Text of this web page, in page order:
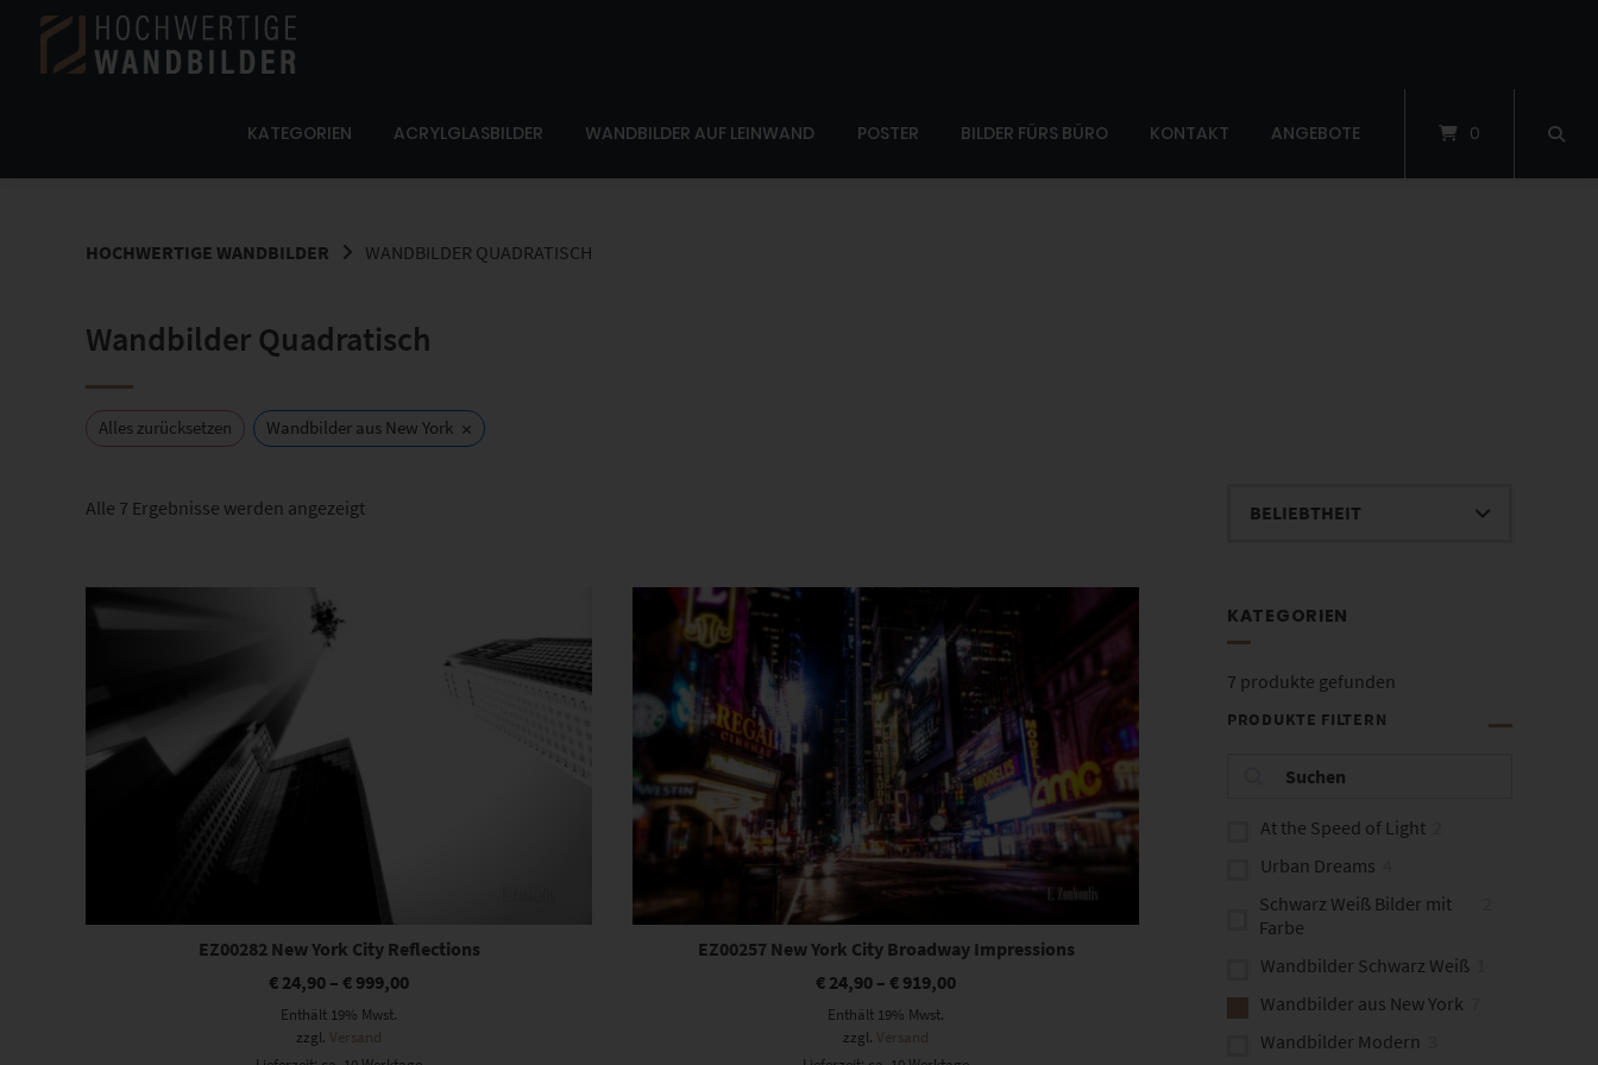
Springe
Inhalt
KATEGORIEN ACRYLGLASBILDER WANDBILDER AUF LEINWAND POSTER BILDER FÜRS BÜRO KONTAKT ANGEBOTE 0
HOCHWERTIGE WANDBILDER WANDBILDER QUADRATISCH
Wandbilder Quadratisch
Alles zurücksetzen Wandbilder aus New York ×
Alle 7 Ergebnisse werden angezeigtNach
EZ00282 New York City Reflections
€ 24,90 –€ 999,00
Enthält 19% Mwst.
zzgl.Versand
Dieses Produkt weist mehrere Varianten auf. Die Optionen können auf der Produktseite gewählt werden
EZ00257 New York City Broadway Impressions
€ 24,90 –€ 919,00
Enthält 19% Mwst.
zzgl.Versand
KATEGORIEN
7 produkte gefunden
PRODUKTE FILTERN
At the Speed of Light
Urban Dreams
Schwarz Weiß Bilder mit
Farbe
Wandbilder Schwarz Weiß
Wandbilder aus New York
Wandbilder Modern